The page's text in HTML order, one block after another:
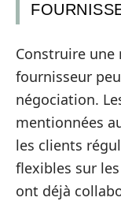
Construire
fournisseur
négociation.
mentionnées
les clients
flexibles sur
ont déjà